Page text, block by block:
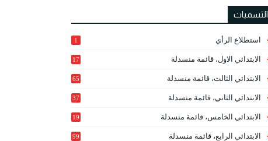
التسميات
استطلاع الرأي 1
الابتدائي الاول، قائمة منسدلة 17
الابتدائي الثالث، قائمة منسدلة 65
الابتدائي الثاني، قائمة منسدلة 37
الابتدائي الخامس، قائمة منسدلة
19
الابتدائي الرابع، قائمة منسدلة 99